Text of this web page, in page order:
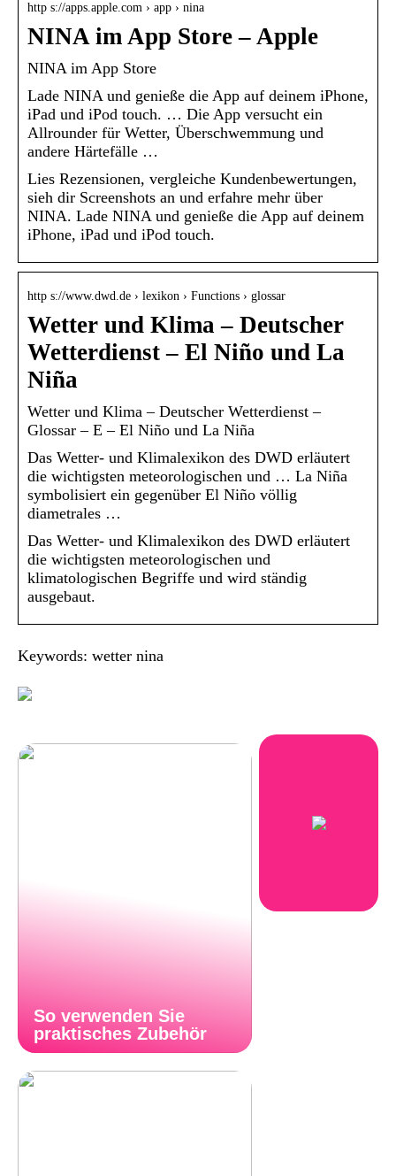
http s://apps.apple.com › app › nina
NINA im App Store – Apple
‎NINA im App Store
Lade NINA und genieße die App auf deinem iPhone,
iPad und iPod touch. … Die App versucht ein
Allrounder für Wetter, Überschwemmung und
andere Härtefälle …
Lies Rezensionen, vergleiche Kundenbewertungen,
sieh dir Screenshots an und erfahre mehr über
NINA. Lade NINA und genieße die App auf deinem
iPhone, iPad und iPod touch.
http s://www.dwd.de › lexikon › Functions › glossar
Wetter und Klima – Deutscher
Wetterdienst – El Niño und La
Niña
Wetter und Klima – Deutscher Wetterdienst –
Glossar – E – El Niño und La Niña
Das Wetter- und Klimalexikon des DWD erläutert
die wichtigsten meteorologischen und … La Niña
symbolisiert ein gegenüber El Niño völlig
diametrales …
Das Wetter- und Klimalexikon des DWD erläutert
die wichtigsten meteorologischen und
klimatologischen Begriffe und wird ständig
ausgebaut.
Keywords: wetter nina
So verwenden Sie
praktisches Zubehör